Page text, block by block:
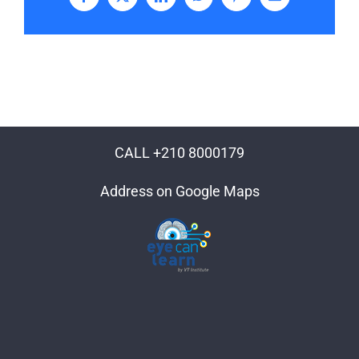
CALL +210 8000179
Address on Google Maps